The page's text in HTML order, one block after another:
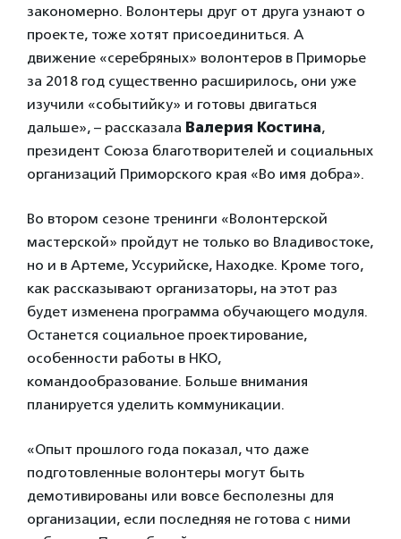
закономерно. Волонтеры друг от друга узнают о
проекте, тоже хотят присоединиться. А
движение «серебряных» волонтеров в Приморье
за 2018 год существенно расширилось, они уже
изучили «событийку» и готовы двигаться
дальше», – рассказала Валерия Костина,
президент Союза благотворителей и социальных
организаций Приморского края «Во имя добра».
Во втором сезоне тренинги «Волонтерской
мастерской» пройдут не только во Владивостоке,
но и в Артеме, Уссурийске, Находке. Кроме того,
как рассказывают организаторы, на этот раз
будет изменена программа обучающего модуля.
Останется социальное проектирование,
особенности работы в НКО,
командообразование. Больше внимания
планируется уделить коммуникации.
«Опыт прошлого года показал, что даже
подготовленные волонтеры могут быть
демотивированы или вовсе бесполезны для
организации, если последняя не готова с ними